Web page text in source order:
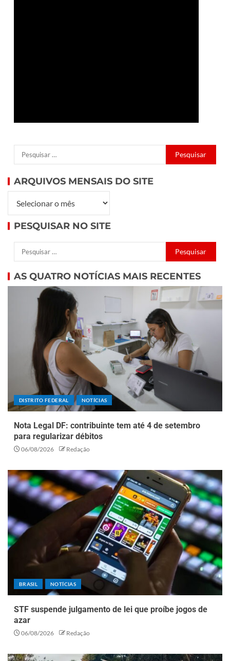
ARQUIVOS MENSAIS DO SITE
PESQUISAR NO SITE
AS QUATRO NOTÍCIAS MAIS RECENTES
DISTRITO FEDERAL NOTÍCIAS
Nota Legal DF: contribuinte tem até 4 de setembro
para regularizar débitos
06/08/2026 Redação
BRASIL NOTÍCIAS
STF suspende julgamento de lei que proíbe jogos de
azar
06/08/2026 Redação